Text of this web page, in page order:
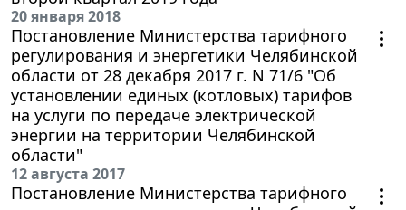
20 января 2018
Постановление Министерства тарифного
регулирования и энергетики Челябинской
области от 28 декабря 2017 г. N 71/6 "Об
установлении единых (котловых) тарифов
на услуги по передаче электрической
энергии на территории Челябинской
области"
12 августа 2017
Постановление Министерства тарифного